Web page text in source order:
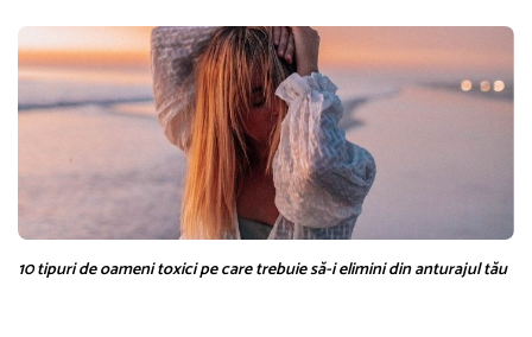
10 tipuri de oameni toxici pe care trebuie să-i elimini din anturajul tău